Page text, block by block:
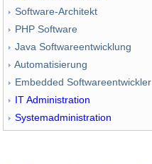
Software-Architekt
PHP Software
Java Softwareentwicklung
Automatisierung
Embedded Softwareentwickler
IT Administration
Systemadministration